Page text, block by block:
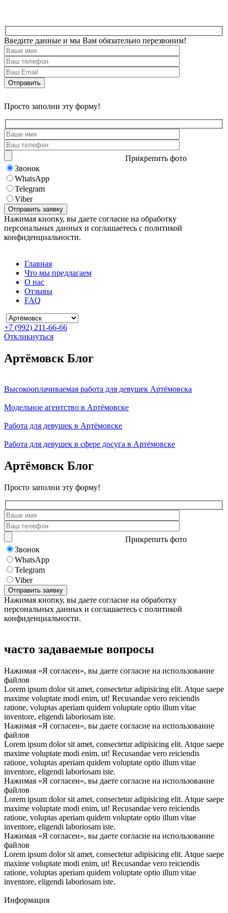
Введите данные и мы Вам обязательно перезвоним!
Просто заполни эту форму!
Прикрепить фото
Звонок
WhatsApp
Telegram
Viber
Нажимая кнопку, вы даете согласие на обработку
персональных данных и соглашаетесь с политикой
конфиденциальности.
Главная
Что мы предлагаем
О нас
Отзывы
FAQ
+7 (992) 211-66-66
Откликнуться
Артёмовск Блог
Высокооплачиваемая работа для девушек Артёмовска
Модельное агентство в Артёмовске
Работа для девушек в Артёмовске
Работа для девушек в сфере досуга в Артёмовске
Артёмовск Блог
Просто заполни эту форму!
Прикрепить фото
Звонок
WhatsApp
Telegram
Viber
Нажимая кнопку, вы даете согласие на обработку
персональных данных и соглашаетесь с политикой
конфиденциальности.
часто задаваемые вопросы
Нажимая «Я согласен», вы даете согласие на использование
файлов
Lorem ipsum dolor sit amet, consectetur adipisicing elit. Atque saepe
maxime voluptate modi enim, ut! Recusandae vero reiciendis
ratione, voluptas aperiam quidem voluptate optio illum vitae
inventore, eligendi laboriosam iste.
Нажимая «Я согласен», вы даете согласие на использование
файлов
Lorem ipsum dolor sit amet, consectetur adipisicing elit. Atque saepe
maxime voluptate modi enim, ut! Recusandae vero reiciendis
ratione, voluptas aperiam quidem voluptate optio illum vitae
inventore, eligendi laboriosam iste.
Нажимая «Я согласен», вы даете согласие на использование
файлов
Lorem ipsum dolor sit amet, consectetur adipisicing elit. Atque saepe
maxime voluptate modi enim, ut! Recusandae vero reiciendis
ratione, voluptas aperiam quidem voluptate optio illum vitae
inventore, eligendi laboriosam iste.
Нажимая «Я согласен», вы даете согласие на использование
файлов
Lorem ipsum dolor sit amet, consectetur adipisicing elit. Atque saepe
maxime voluptate modi enim, ut! Recusandae vero reiciendis
ratione, voluptas aperiam quidem voluptate optio illum vitae
inventore, eligendi laboriosam iste.
Информация